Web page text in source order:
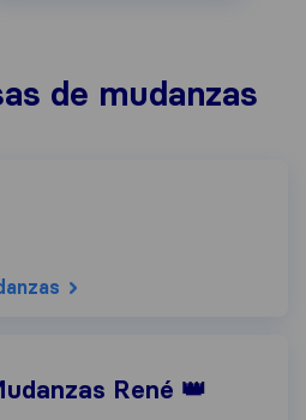
de mudanzas
René 👑